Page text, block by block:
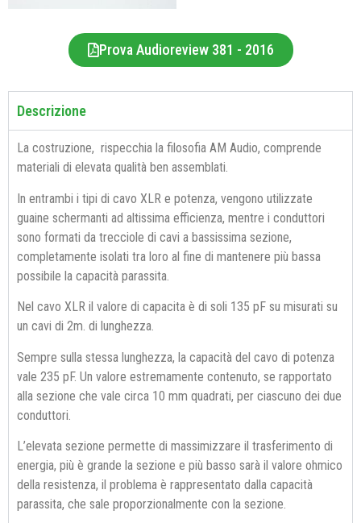
Prova Audioreview 381 - 2016
Descrizione
La costruzione, rispecchia la filosofia AM Audio, comprende
materiali di elevata qualità ben assemblati.
In entrambi i tipi di cavo XLR e potenza, vengono utilizzate
guaine schermanti ad altissima efficienza, mentre i conduttori
sono formati da trecciole di cavi a bassissima sezione,
completamente isolati tra loro al fine di mantenere più bassa
possibile la capacità parassita.
Nel cavo XLR il valore di capacita è di soli 135 pF su misurati su
un cavi di 2m. di lunghezza.
Sempre sulla stessa lunghezza, la capacità del cavo di potenza
vale 235 pF. Un valore estremamente contenuto, se rapportato
alla sezione che vale circa 10 mm quadrati, per ciascuno dei due
conduttori.
L’elevata sezione permette di massimizzare il trasferimento di
energia, più è grande la sezione e più basso sarà il valore ohmico
della resistenza, il problema è rappresentato dalla capacità
parassita, che sale proporzionalmente con la sezione.